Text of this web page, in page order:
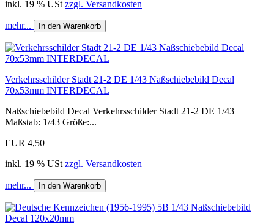
inkl. 19 % USt zzgl. Versandkosten
mehr... In den Warenkorb
Verkehrsschilder Stadt 21-2 DE 1/43 Naßschiebebild Decal
70x53mm INTERDECAL
Naßschiebebild Decal Verkehrsschilder Stadt 21-2 DE 1/43
Maßstab: 1/43 Größe:...
EUR 4,50
inkl. 19 % USt zzgl. Versandkosten
mehr... In den Warenkorb